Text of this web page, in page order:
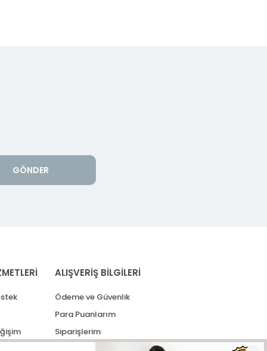
GÖNDER
ALIŞVERİŞ BİLGİLERİ
Ödeme ve Güvenlik
Para Puanlarım
Siparişlerim